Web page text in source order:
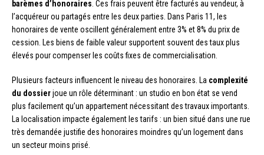
barèmes d’honoraires . Ces frais peuvent être facturés au vendeur, à
l’acquéreur ou partagés entre les deux parties. Dans Paris 11, les
honoraires de vente oscillent généralement entre 3% et 8% du prix de
cession. Les biens de faible valeur supportent souvent des taux plus
élevés pour compenser les coûts fixes de commercialisation.
Plusieurs facteurs influencent le niveau des honoraires. La complexité
du dossierjoue un rôle déterminant : un studio en bon état se vend
plus facilement qu’un appartement nécessitant des travaux importants.
La localisation impacte également les tarifs : un bien situé dans une rue
très demandée justifie des honoraires moindres qu’un logement dans
un secteur moins prisé.